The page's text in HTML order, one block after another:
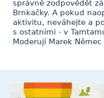
správně zodpovědět
Brnkačky. A pokud
aktivitu, neváhejte a
s ostatními - v
Moderují Marek